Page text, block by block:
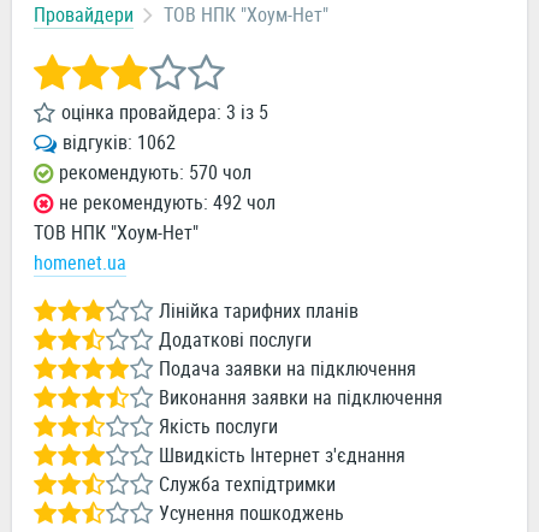
Провайдери ТОВ НПК "Хоум-Нет"
оцінка провайдера: 3 із 5
відгуків: 1062
рекомендують: 570 чол
не рекомендують: 492 чол
ТОВ НПК "Хоум-Нет"
homenet.ua
Лінійка тарифних планів
Додаткові послуги
Подача заявки на підключення
Виконання заявки на підключення
Якість послуги
Швидкість Інтернет з'єднання
Служба техпідтримки
Усунення пошкоджень